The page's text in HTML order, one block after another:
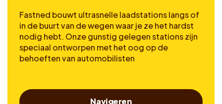
Fastned bouwt ultrasnelle laadstations langs of
in de buurt van de wegen waar je ze het hardst
nodig hebt. Onze gunstig gelegen stations zijn
speciaal ontworpen met het oog op de
behoeften van automobilisten
Navigeren